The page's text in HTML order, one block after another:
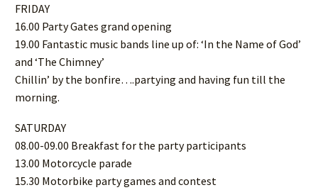
FRIDAY
16.00 Party Gates grand opening
19.00 Fantastic music bands line up of: ‘In the Name of God’
and ‘The Chimney’
Chillin’ by the bonfire….partying and having fun till the
morning.
SATURDAY
08.00-09.00 Breakfast for the party participants
13.00 Motorcycle parade
15.30 Motorbike party games and contest